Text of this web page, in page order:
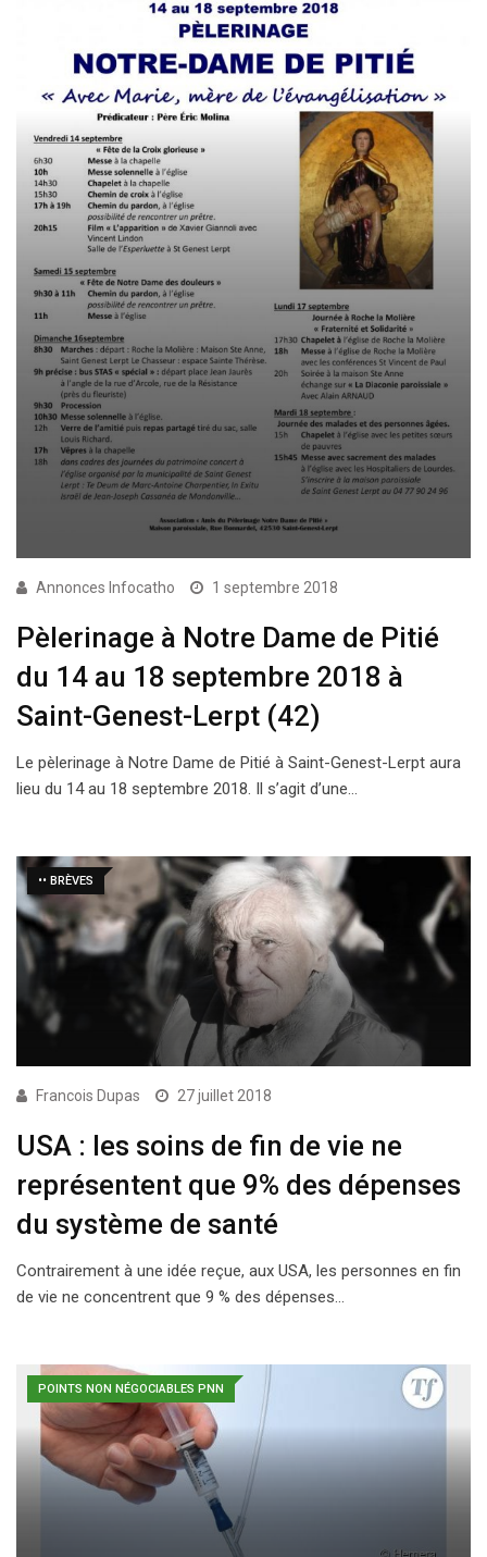
Annonces Infocatho 1 septembre 2018
Pèlerinage à Notre Dame de Pitié
du 14 au 18 septembre 2018 à
Saint-Genest-Lerpt (42)
Le pèlerinage à Notre Dame de Pitié à Saint-Genest-Lerpt aura
lieu du 14 au 18 septembre 2018. Il s’agit d’une…
•• BRÈVES
Francois Dupas 27 juillet 2018
USA : les soins de fin de vie ne
représentent que 9% des dépenses
du système de santé
Contrairement à une idée reçue, aux USA, les personnes en fin
de vie ne concentrent que 9 % des dépenses…
POINTS NON NÉGOCIABLES PNN